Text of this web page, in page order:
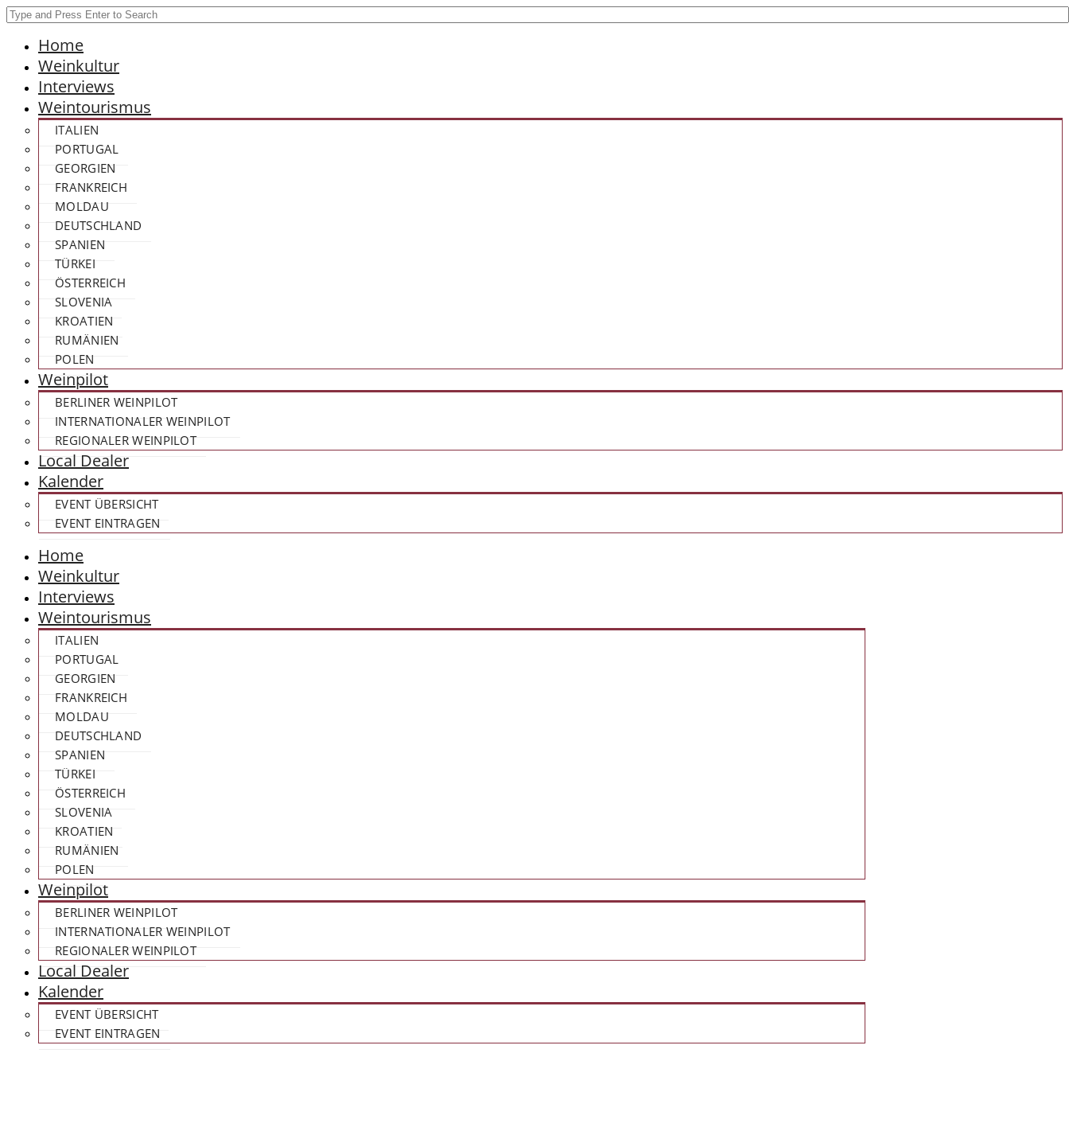
Home
Weinkultur
Interviews
Weintourismus
ITALIEN
PORTUGAL
GEORGIEN
FRANKREICH
MOLDAU
DEUTSCHLAND
SPANIEN
TÜRKEI
ÖSTERREICH
SLOVENIA
KROATIEN
RUMÄNIEN
POLEN
Weinpilot
BERLINER WEINPILOT
INTERNATIONALER WEINPILOT
REGIONALER WEINPILOT
Local Dealer
Kalender
EVENT ÜBERSICHT
EVENT EINTRAGEN
Home
Weinkultur
Interviews
Weintourismus
ITALIEN
PORTUGAL
GEORGIEN
FRANKREICH
MOLDAU
DEUTSCHLAND
SPANIEN
TÜRKEI
ÖSTERREICH
SLOVENIA
KROATIEN
RUMÄNIEN
POLEN
Weinpilot
BERLINER WEINPILOT
INTERNATIONALER WEINPILOT
REGIONALER WEINPILOT
Local Dealer
Kalender
EVENT ÜBERSICHT
EVENT EINTRAGEN